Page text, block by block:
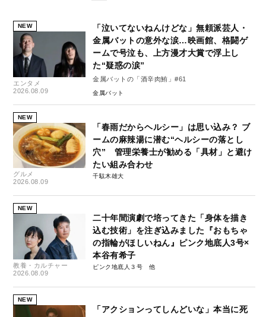
NEW
エンタメ
2026.08.09
「泣いてないねんけどな」無頼派芸人・
金属バットの意外な涙…映画館、格闘ゲ
ームで号泣も、上方漫才大賞で浮上し
た“疑惑の涙”
金属バットの「酒辛肉鮪」#61
金属バット
NEW
グルメ
2026.08.09
「春雨だからヘルシー」は思い込み？ ブ
ームの麻辣湯に潜む“ヘルシーの落とし
穴” 管理栄養士が勧める「具材」と避け
たい組み合わせ
千駄木雄大
NEW
教養・カルチャー
2026.08.09
二十年間演劇で培ってきた「身体を描き
込む技術」を注ぎ込みました『おもちゃ
の指輪がほしいねん』ピンク地底人3号×
本谷有希子
ピンク地底人３号
NEW
「アクションってしんどいな」本当に死